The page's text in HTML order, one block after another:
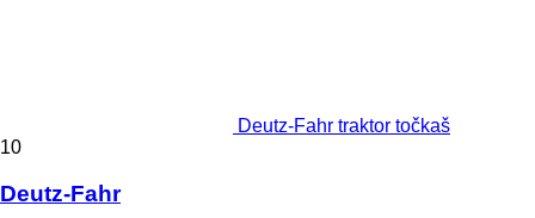
Deutz-Fahr traktor točkaš
10
Deutz-Fahr